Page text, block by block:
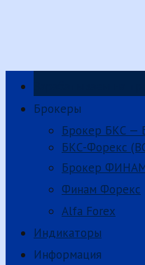
Брокеры
Брокер БКС —
БКС-Форекс
Брокер
Финам Форекс
Alfa Forex
Индикаторы
Информация